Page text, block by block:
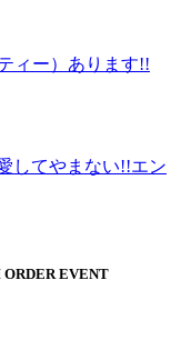
ィー）あります!!
してやまない!!エン
ORDER EVENT